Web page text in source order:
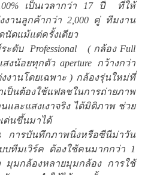
เป็นเวลากว่า 17 ปี ที่ให้
งานลูกค้ากว่า 2,000 คู่ ทีมงาน
นัดแม้แต่ครั้งเดียว
ะดับ Professional ( กล้อง Full
งน้อยทุกตัว aperture กว้างกว่า
งานโดยเฉพาะ ) กล้องรุ่นใหม่ที่
นต้องใช้แฟลชในการถ่ายภาพ
และแสงเงาจริง ได้มิติภาพ ช่วย
ด่นขึ้นมาได้
การบันทึกภาพนิ่งหรือซีนีม่าวัน
บทีมเวิร์ค ต้องใช้คนมากกว่า 1
มุมกล้องหลายมุมกล้อง การใช้